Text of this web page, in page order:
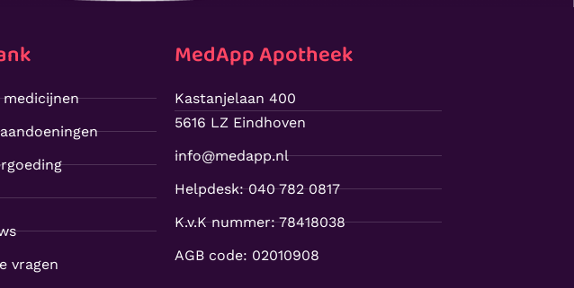
medicijnen
vragen
MedApp Apotheek
Kastanjelaan 400
5616 LZ Eindhoven
info@medapp.nl
Helpdesk: 040 782 0817
K.v.K nummer: 78418038
AGB code: 02010908